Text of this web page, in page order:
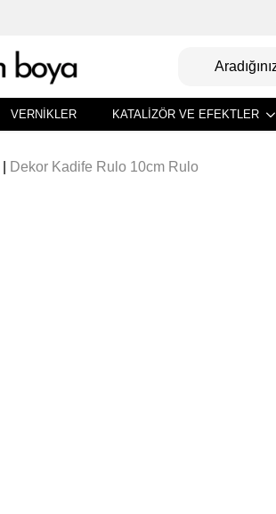
VERNIKLER KATALIZÖR VE EFEKTLER
Dekor Kadife Rulo 10cm Rulo